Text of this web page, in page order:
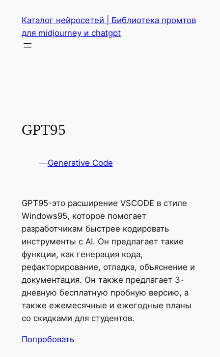
содержимому
Каталог нейросетей | Библиотека промтов
для midjourney и chatgpt
GPT95
—Generative Code
GPT95-это расширение VSCODE в стиле
Windows95, которое помогает
разработчикам быстрее кодировать
инструменты с AI. Он предлагает такие
функции, как генерация кода,
рефакторирование, отладка, объяснение и
документация. Он также предлагает 3-
дневную бесплатную пробную версию, а
также ежемесячные и ежегодные планы
со скидками для студентов.
Попробовать